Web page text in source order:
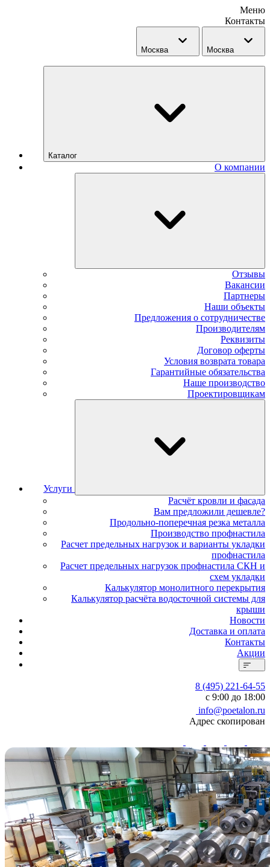
Меню
Контакты
Москва Москва
Каталог
О компании
Отзывы
Вакансии
Партнеры
Наши объекты
Предложения о сотрудничестве
Производителям
Реквизиты
Договор оферты
Условия возврата товара
Гарантийные обязательства
Наше производство
Проектировщикам
Услуги
Расчёт кровли и фасада
Вам предложили дешевле?
Продольно-поперечная резка металла
Производство профнастила
Расчет предельных нагрузок и варианты укладки
профнастила
Расчет предельных нагрузок профнастила СКН и
схем укладки
Калькулятор монолитного перекрытия
Калькулятор расчёта водосточной системы для
крыши
Новости
Доставка и оплата
Контакты
Акции
8 (495) 221-64-55
с 9:00 до 18:00
info@poetalon.ru
Адрес скопирован